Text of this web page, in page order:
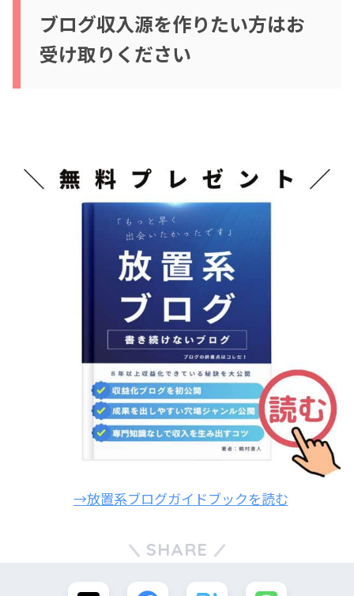
ブログ収入源を作りたい方はお
受け取りください
→放置系ブログガイドブックを読む
SHARE